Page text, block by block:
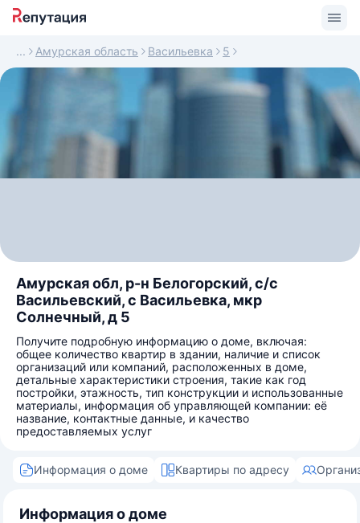
Амурская область Васильевка 5
Амурская обл, р-н Белогорский, с/с
Васильевский, с Васильевка, мкр
Солнечный, д 5
Получите подробную информацию о доме, включая:
общее количество квартир в здании, наличие и список
организаций или компаний, расположенных в доме,
детальные характеристики строения, такие как год
постройки, этажность, тип конструкции и использованные
материалы, информация об управляющей компании: её
название, контактные данные, и качество
предоставляемых услуг
Информация о доме Квартиры по адресу
Информация о доме